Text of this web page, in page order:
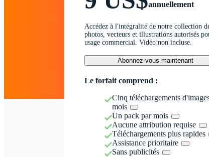
annuellement
Accédez à l'intégralité de notre collection
photos, vecteurs et illustrations autorisés
usage commercial. Vidéo non incluse.
Abonnez-vous maintenant
Le forfait comprend :
Cinq téléchargements
mois
Un pack par mois
Aucune attribution requise
Téléchargements plus rapides
Assistance prioritaire
Sans publicités